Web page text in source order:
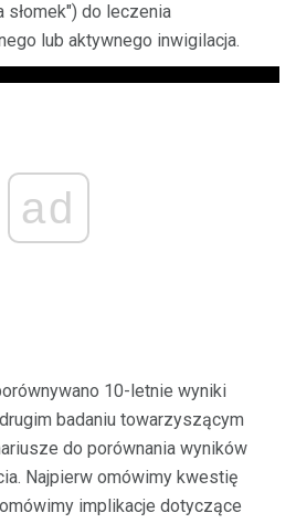
słomek") do leczenia
lub aktywnego inwigilacja.
ad
10-letnie wyniki
badaniu towarzyszącym
do porównania wyników
Najpierw omówimy kwestię
implikacje dotyczące